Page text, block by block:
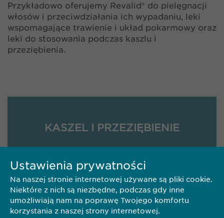
Przykładowo oferujemy Revalid® do pielęgnacji
włosów i przeciwdziałania ich wypadaniu, leki
wspomagające trawienie i układ pokarmowy oraz
leki do stosowania podczas kaszlu i
przeziębienia.
KASZEL I PRZEZIĘBIENIE
LEKI WSPOMAGAJĄCE TRAWIENIE I
UKŁAD POKARMOWY
Ustawienia prywatności
Na naszej stronie internetowej używane są pliki cookie.
Niektóre z nich są niezbędne, podczas gdy inne
umożliwiają nam na poprawę Twojego komfortu
korzystania z naszej strony internetowej.